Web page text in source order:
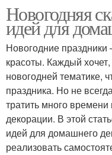
Новогодняя
идей для
Новогодние праздники
красоты. Каждый
новогодней тематике,
праздника. Но не
тратить много
декорации. В этой
идей для домашнего
реализовать